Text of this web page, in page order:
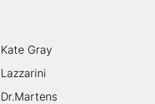
Kate Gray
Lazzarini
Dr.Martens